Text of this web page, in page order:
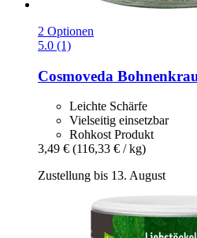
2 Optionen
5.0 (1)
Cosmoveda
Leichte Schärfe
Vielseitig einsetzbar
Rohkost Produkt
3,49 € (116,33 € / kg)
Zustellung bis 13. August